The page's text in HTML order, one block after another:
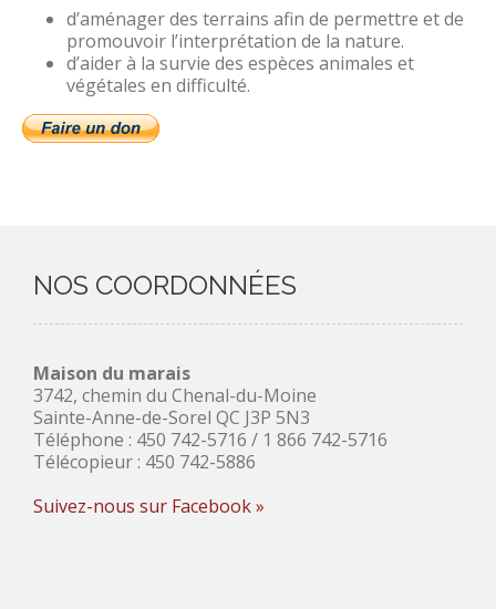
d’aménager des terrains afin de permettre et de
promouvoir l’interprétation de la nature.
d’aider à la survie des espèces animales et
végétales en difficulté.
NOS COORDONNÉES
Maison du marais
3742, chemin du Chenal-du-Moine
Sainte-Anne-de-Sorel QC J3P 5N3
Téléphone : 450 742-5716 / 1 866 742-5716
Télécopieur : 450 742-5886
Suivez-nous sur Facebook »